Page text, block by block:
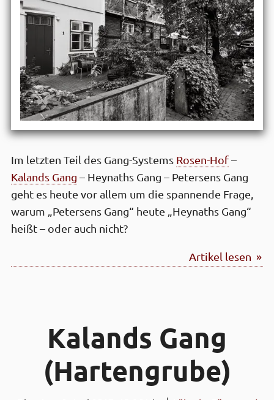
Im letzten Teil des Gang-Systems Rosen-Hof–
Kalands Gang – Heynaths Gang – Petersens Gang
geht es heute vor allem um die spannende Frage,
warum „Petersens Gang“ heute „Heynaths Gang“
heißt – oder auch nicht?
Artikel lesen »
Kalands Gang
(Harten­grube)